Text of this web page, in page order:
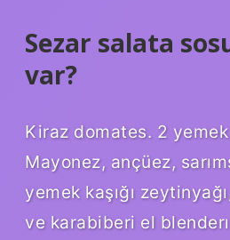
Sezar salata
var?
Kiraz domates. 2 yemek
Mayonez, ançüez,
yemek kaşığı
ve karabiberi el